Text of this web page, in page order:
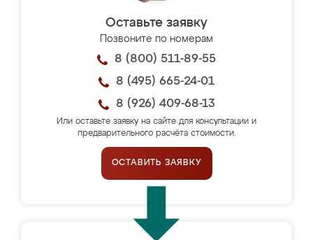
Оставьте заявку
Позвоните по номерам
8 (800) 511-89-55
8 (495) 665-24-01
8 (926) 409-68-13
Или оставьте заявку на сайте для консультации и
предварительного расчёта стоимости.
ОСТАВИТЬ ЗАЯВКУ